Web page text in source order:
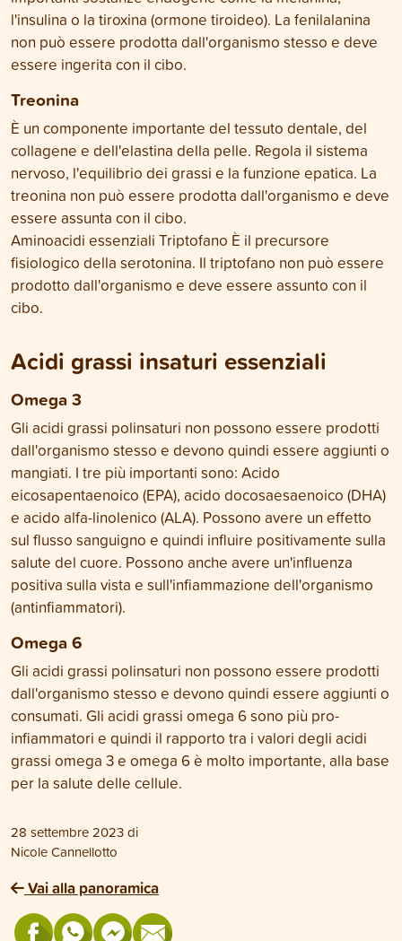
l'insulina o la tiroxina (ormone tiroideo). La fenilalanina
non può essere prodotta dall'organismo stesso e deve
essere ingerita con il cibo.
Treonina
È un componente importante del tessuto dentale, del
collagene e dell'elastina della pelle. Regola il sistema
nervoso, l'equilibrio dei grassi e la funzione epatica. La
treonina non può essere prodotta dall'organismo e deve
essere assunta con il cibo.
Aminoacidi essenziali Triptofano È il precursore
fisiologico della serotonina. Il triptofano non può essere
prodotto dall'organismo e deve essere assunto con il
cibo.
Acidi grassi insaturi essenziali
Omega 3
Gli acidi grassi polinsaturi non possono essere prodotti
dall'organismo stesso e devono quindi essere aggiunti o
mangiati. I tre più importanti sono: Acido
eicosapentaenoico (EPA), acido docosaesaenoico (DHA)
e acido alfa-linolenico (ALA). Possono avere un effetto
sul flusso sanguigno e quindi influire positivamente sulla
salute del cuore. Possono anche avere un'influenza
positiva sulla vista e sull'infiammazione dell'organismo
(antinfiammatori).
Omega 6
Gli acidi grassi polinsaturi non possono essere prodotti
dall'organismo stesso e devono quindi essere aggiunti o
consumati. Gli acidi grassi omega 6 sono più pro-
infiammatori e quindi il rapporto tra i valori degli acidi
grassi omega 3 e omega 6 è molto importante, alla base
per la salute delle cellule.
28 settembre 2023di
Nicole Cannellotto
Vai alla panoramica